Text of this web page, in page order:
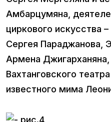
Амбарцумяна,
циркового искусства
Сергея Параджанова,
Армена
Вахтанговского
известного мима